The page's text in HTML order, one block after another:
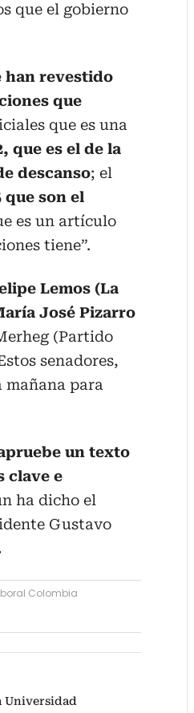
que el gobierno
han revestido
que
que es una
que es el de la
descanso; el
son el
es un artículo
tiene”.
Lemos (La
José Pizarro
(Partido
senadores,
mañana para
un texto
clave e
ha dicho el
Gustavo
Colombia
Universidad